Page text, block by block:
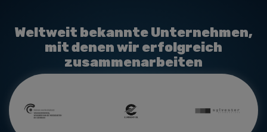
Weltweit bekannte Unternehmen,
mit denen wir erfolgreich
zusammenarbeiten